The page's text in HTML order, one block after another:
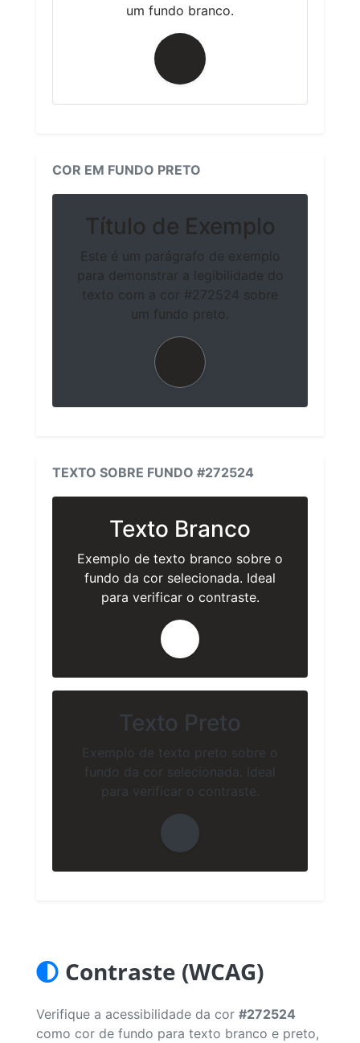
um fundo branco.
COR EM FUNDO PRETO
Título de Exemplo
Este é um parágrafo de exemplo
para demonstrar a legibilidade do
texto com a cor #272524 sobre
um fundo preto.
TEXTO SOBRE FUNDO #272524
Texto Branco
Exemplo de texto branco sobre o
fundo da cor selecionada. Ideal
para verificar o contraste.
Texto Preto
Exemplo de texto preto sobre o
fundo da cor selecionada. Ideal
para verificar o contraste.
Contraste (WCAG)
Verifique a acessibilidade da cor #272524
como cor de fundo para texto branco e preto,